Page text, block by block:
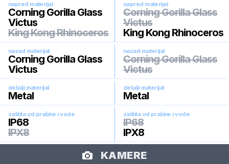
napred materijal
Corning Gorilla Glass
Victus
King Kong Rhinoceros
napred materijal
Corning Gorilla Glass
Victus
King Kong Rhinoceros
nazad materijal
Corning Gorilla Glass
Victus
nazad materijal
Corning Gorilla Glass
Victus
detalji materijal
Metal
detalji materijal
Metal
zaštita od prašine i vode
IP68
IPX8
zaštita od prašine i vode
IP68
IPX8
KAMERE